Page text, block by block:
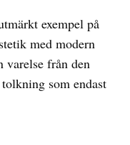
exempel på
med modern
varelse från den
som endast